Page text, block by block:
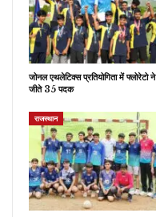
जोनल एथलेटिक्स प्रतियोगिता में फ्लोरेटो ने
जीते 35 पदक
राजस्थान